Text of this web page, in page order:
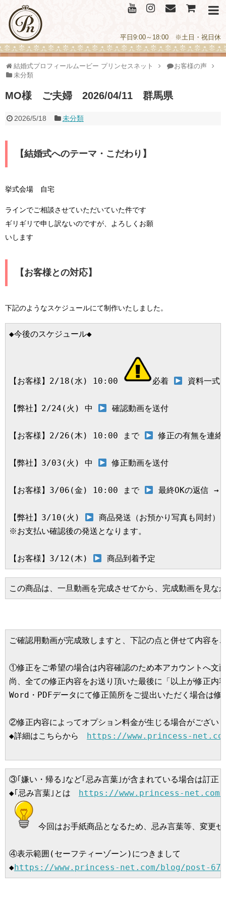
平日9:00～18:00 ※土日・祝日休
結婚式プロフィールムービー プリンセスネット
お客様の声
未分類
MO様 ご夫婦 2026/04/11 群馬県
2026/5/18 未分類
【結婚式へのテーマ・こだわり】
挙式会場 自宅
ラインでご相談させていただいていた件です
ギリギリで申し訳ないのですが、よろしくお願
いします
【お客様との対応】
下記のようなスケジュールにて制作いたしました。
◆今後のスケジュール◆
【お客様】2/18(水) 10:00 必着 資料一式
【弊社】2/24(火) 中 確認動画を送付
【お客様】2/26(木) 10:00 まで 修正の有無を連
【弊社】3/03(火) 中 修正動画を送付
【お客様】3/06(金) 10:00 まで 最終OKの返信 →
【弊社】3/10(火)
商品発送（お預かり写真も同封）
※お支払い確認後の発送となります。
【お客様】3/12(木) 商品到着予定
この商品は、一旦動画を完成させてから、完成動画を見な
ご確認用動画が完成致しますと、下記の点と併せて内容を
①修正をご希望の場合は内容確認のため本アカウントへ文
尚、全ての修正内容をお送り頂いた最後に「以上が修正内
Word・PDFデータにて修正箇所をご提出いただく場合は
②修正内容によってオプション料金が生じる場合がござい
◆詳細はこちらから https://www.princess-
③｢嫌い・帰る｣など｢忌み言葉｣が含まれている場合は訂正
◆｢忌み言葉｣とは https://www.princess-
今回はお手紙商品となるため、忌み言葉等、変更
④表示範囲(セーフティーゾーン)につきまして
◆https://www.princess-net.com/blog/post-